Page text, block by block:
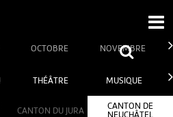
OCTOBRE NOVEMBRE
THÉÂTRE MUSIQUE
CANTON DU JURA
CANTON DE